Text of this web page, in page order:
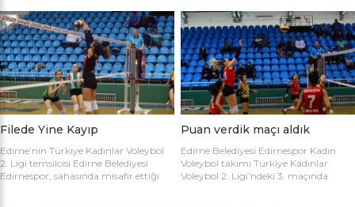
oynamaya hak kazanan takımlar
belirlendi. İlk oynanan yarı final
maçında Atletik Trakya takımını 25-
17, 25-7 ve 25-20’lik setlerle 3-0
mağlup eden Keşan Yıldızı takımı
finale adını ilk yazdıran takım oldu.
Oynanan ikinci maçta Avrupa
Yıldızları ile Kırcasalih […]
Temsilciliği olarak “Evinin Sultanları”
ismiyle Kadın Voleybol Turnuvası
organize ediliyor. 18 yaşını doldurmuş
tüm kadınların katılımına açık olan
turnuvaya katılım için takım
kaptanlarının sporcu listesini sağlık
raporlarıyla(sağlık ocağından
alınması yeterli) birlikte Gençlik Spor
İl […]
Filede Yine Kayıp
Edirne’nin Türkiye Kadınlar Voleybol
2. Ligi temsilcisi Edirne Belediyesi
Edirnespor, sahasında misafir ettiği
Puan verdik maçı aldık
Edirne Belediyesi Edirnespor Kadın
Voleybol takımı Türkiye Kadınlar
Voleybol 2. Ligi’ndeki 3. maçında